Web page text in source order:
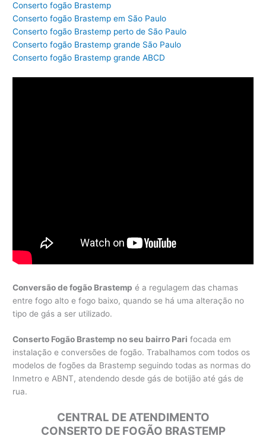
Conserto fogão Brastemp
Conserto fogão Brastemp em São Paulo
Conserto fogão Brastemp perto de São Paulo
Conserto fogão Brastemp grande São Paulo
Conserto fogão Brastemp grande ABCD
Conversão de fogão Brastemp é a regulagem das chamas
entre fogo alto e fogo baixo, quando se há uma alteração no
tipo de gás a ser utilizado.
Conserto Fogão Brastemp no seu bairro Pari focada em
instalação e conversões de fogão. Trabalhamos com todos os
modelos de fogões da Brastemp seguindo todas as normas do
Inmetro e ABNT, atendendo desde gás de botijão até gás de
rua.
CENTRAL DE ATENDIMENTO
CONSERTO DE FOGÃO BRASTEMP